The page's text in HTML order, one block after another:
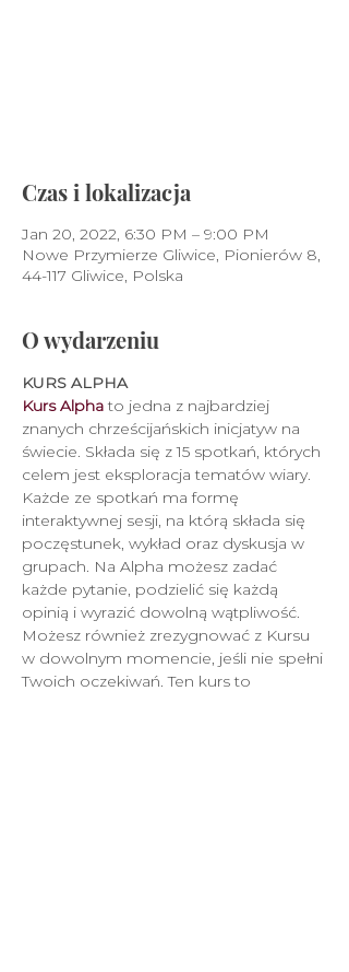
Czas i lokalizacja
Jan 20, 2022, 6:30 PM – 9:00 PM
Nowe Przymierze Gliwice, Pionierów 8,
44-117 Gliwice, Polska
O wydarzeniu
KURS ALPHA
Kurs Alpha to jedna z najbardziej
znanych chrześcijańskich inicjatyw na
świecie. Składa się z 15 spotkań, których
celem jest eksploracja tematów wiary.
Każde ze spotkań ma formę
interaktywnej sesji, na którą składa się
poczęstunek, wykład oraz dyskusja w
grupach. Na Alpha możesz zadać
każde pytanie, podzielić się każdą
opinią i wyrazić dowolną wątpliwość.
Możesz również zrezygnować z Kursu
w dowolnym momencie, jeśli nie spełni
Twoich oczekiwań. Ten kurs to